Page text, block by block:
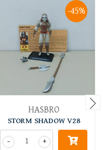
-45%
HASBRO
STORM SHADOW V28
+
-